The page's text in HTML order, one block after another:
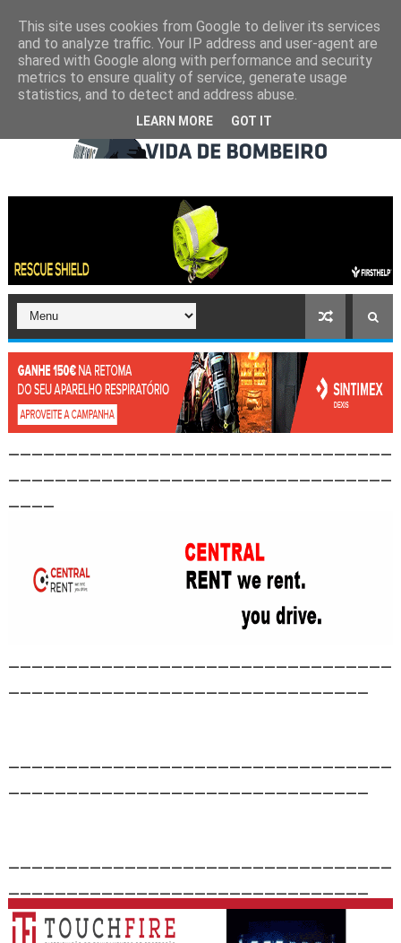
This site uses cookies from Google to deliver its services
and to analyze traffic. Your IP address and user-agent are
shared with Google along with performance and security
metrics to ensure quality of service, generate usage
statistics, and to detect and address abuse.
LEARN MORE GOT IT